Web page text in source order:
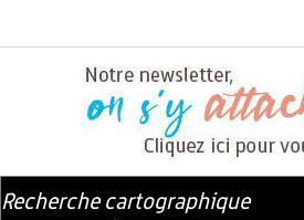
Recherche cartographique